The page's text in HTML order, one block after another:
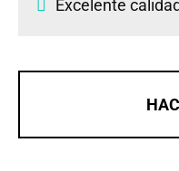
Excelente